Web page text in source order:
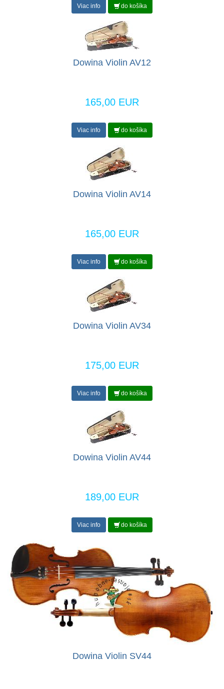
Viac info do košíka
Dowina Violin AV12
165,00 EUR
Viac info do košíka
Dowina Violin AV14
165,00 EUR
Viac info do košíka
Dowina Violin AV34
175,00 EUR
Viac info do košíka
Dowina Violin AV44
189,00 EUR
Viac info do košíka
Dowina Violin SV44